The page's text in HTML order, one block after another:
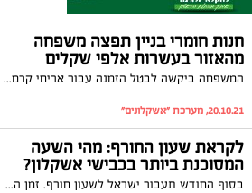
חנות חומרי בניין תפצה משפחה
מהאזור בעשרות אלפי שקלים
המשפחה ביקשה לבטל הזמנה עבור אריחי קרמיקה יומיים לאחר התשלום אולם בעלי החנות סירבו בטענה שבוצעה הזמנה מיוחדת. לאחר התערבות רשות ההסתדרות לצרכנות באשקלון סכום הכסף יוחזר למשפחה
20.10.21, מערכת "אשקלונים"
לקראת שעון החורף: מהי השעה
המסוכנת ביותר בכבישי אשקלון?
בסוף החודש תעבור ישראל לשעון חורף. זמן החשיכה יהיה ארוך יותר וימשך על רוב שעות אחר הצהריים. האם הזזת השעון תשפיע על הבטיחות בדרכים? ומהי השעה בה מתקיימת הסבירות הגבוהה ביותר לתאונת דרכים בעיר?